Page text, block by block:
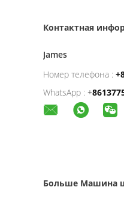
Контактная
James
Номер телефона :
WhatsApp : +
Больше Машина